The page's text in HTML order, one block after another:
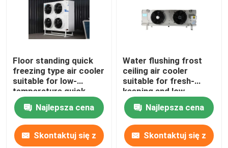
Floor standing quick
freezing type air cooler
suitable for low-
temperature quick
freezing cold storage,
compatible with
R404A/R507/R22
refrigerants,
supporting 220V/380V
Najlepsza cena
Skontaktuj się z
Water flushing frost
ceiling air cooler
suitable for fresh-
keeping and low-
temperature
refrigeration
warehouses,
compatible with
refrigerants such as
Najlepsza cena
Skontaktuj się z